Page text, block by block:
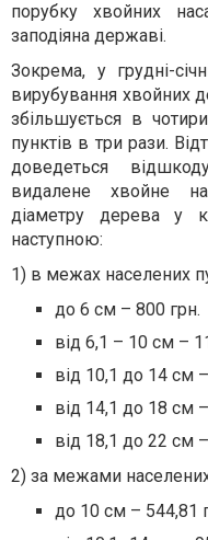
порубку хвойних
заподіяна державі.
Зокрема, у грудні-
вирубування хвойних
збільшується в
пунктів в три рази.
доведеться
видалене хвойне
діаметру дерева у
наступною:
1) в межах населених
до 6 см – 800 грн.
від 6,1 – 10 см –
від 10,1 до 14 см
від 14,1 до 18 см
від 18,1 до 22 см
2) за межами
до 10 см – 544,81